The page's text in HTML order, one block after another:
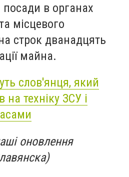
посади в органах
місцевого
строк дванадцять
майна.
слов'янця, який
на техніку ЗСУ і
оновлення